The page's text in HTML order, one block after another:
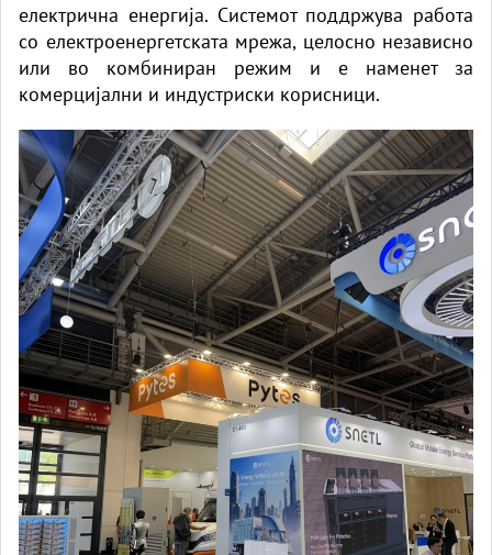
електрична енергија. Системот поддржува работа
со електроенергетската мрежа, целосно независно
или во комбиниран режим и е наменет за
комерцијални и индустриски корисници.